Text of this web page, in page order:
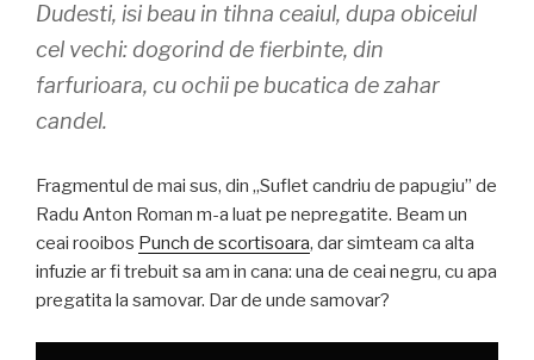
Dudesti, isi beau in tihna ceaiul, dupa obiceiul
cel vechi: dogorind de fierbinte, din
farfurioara, cu ochii pe bucatica de zahar
candel.
Fragmentul de mai sus, din „Suflet candriu de papugiu” de
Radu Anton Roman m-a luat pe nepregatite. Beam un
ceai rooibos Punch de scortisoara, dar simteam ca alta
infuzie ar fi trebuit sa am in cana: una de ceai negru, cu apa
pregatita la samovar. Dar de unde samovar?